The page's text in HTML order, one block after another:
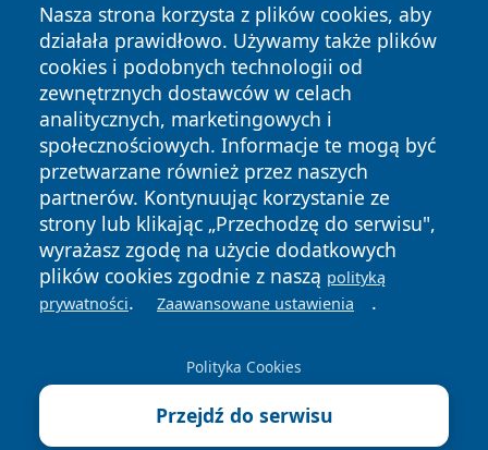
Nasza strona korzysta z plików cookies, aby
działała prawidłowo. Używamy także plików
cookies i podobnych technologii od
zewnętrznych dostawców w celach
analitycznych, marketingowych i
społecznościowych. Informacje te mogą być
przetwarzane również przez naszych
partnerów. Kontynuując korzystanie ze
strony lub klikając „Przechodzę do serwisu",
wyrażasz zgodę na użycie dodatkowych
plików cookies zgodnie z naszą polityką
prywatności. Zaawansowane ustawienia .
Polityka Cookies
Przejdź do serwisu
Copyright © 2026 radomski24.pl Wszystkie prawa
zastrzeżone.
News Autorzy
Polityka
Prywatności
Polityka
Cookies